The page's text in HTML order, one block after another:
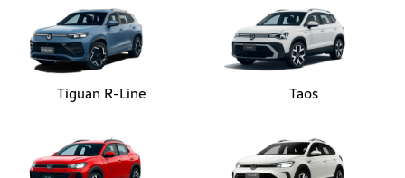
Tiguan R-Line Taos